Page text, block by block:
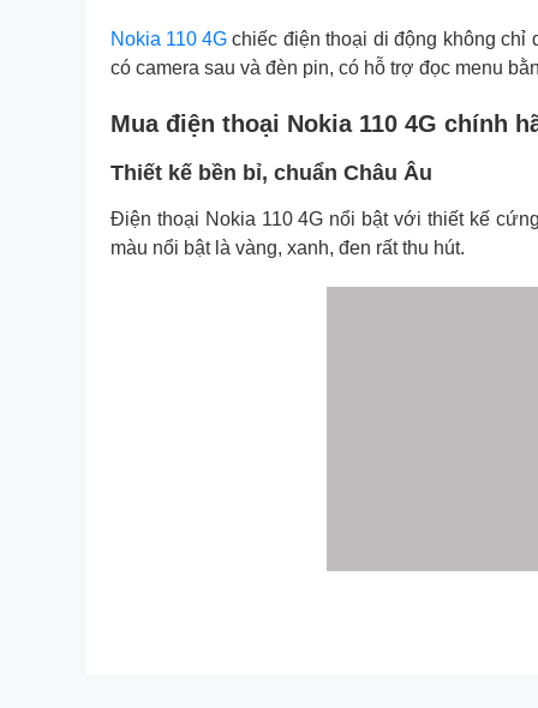
Nokia 110 4G chiếc điện thoại di động không
có camera sau và đèn pin, có hỗ trợ đọc menu
Mua điện thoại Nokia 110 4G chính
Thiết kế bền bỉ, chuẩn Châu Âu
Điện thoại Nokia 110 4G nổi bật với thiết kế
màu nổi bật là vàng, xanh, đen rất thu hút.